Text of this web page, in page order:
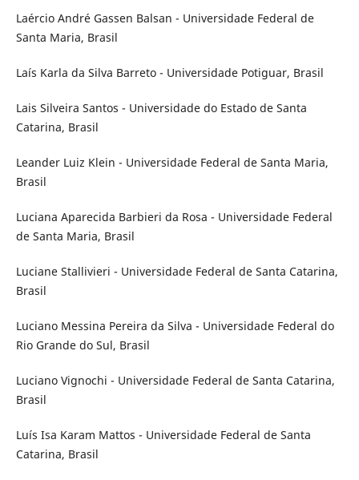
Laércio André Gassen Balsan - Universidade Federal de
Santa Maria, Brasil
Laís Karla da Silva Barreto - Universidade Potiguar, Brasil
Lais Silveira Santos - Universidade do Estado de Santa
Catarina, Brasil
Leander Luiz Klein - Universidade Federal de Santa Maria,
Brasil
Luciana Aparecida Barbieri da Rosa - Universidade Federal
de Santa Maria, Brasil
Luciane Stallivieri - Universidade Federal de Santa Catarina,
Brasil
Luciano Messina Pereira da Silva - Universidade Federal do
Rio Grande do Sul, Brasil
Luciano Vignochi - Universidade Federal de Santa Catarina,
Brasil
Luís Isa Karam Mattos - Universidade Federal de Santa
Catarina, Brasil